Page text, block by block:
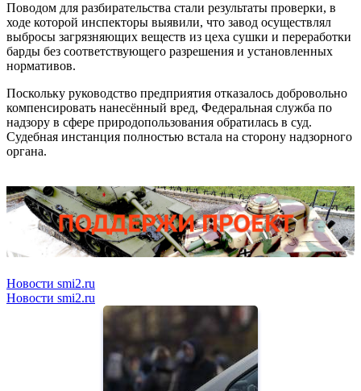
Поводом для разбирательства стали результаты проверки, в
ходе которой инспекторы выявили, что завод осуществлял
выбросы загрязняющих веществ из цеха сушки и переработки
барды без соответствующего разрешения и установленных
нормативов.
Поскольку руководство предприятия отказалось добровольно
компенсировать нанесённый вред, Федеральная служба по
надзору в сфере природопользования обратилась в суд.
Судебная инстанция полностью встала на сторону надзорного
органа.
Новости smi2.ru
Новости smi2.ru